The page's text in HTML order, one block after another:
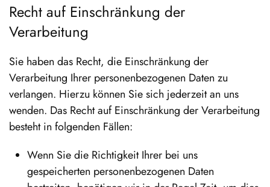
Recht auf Einschränkung der
Verarbeitung
Sie haben das Recht, die Einschränkung der
Verarbeitung Ihrer personenbezogenen Daten zu
verlangen. Hierzu können Sie sich jederzeit an uns
wenden. Das Recht auf Einschränkung der Verarbeitung
besteht in folgenden Fällen:
Wenn Sie die Richtigkeit Ihrer bei uns
gespeicherten personenbezogenen Daten